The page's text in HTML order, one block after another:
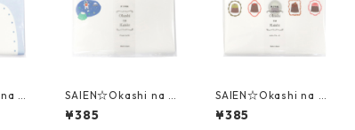
Ka
SAIEN☆Okashi na Ka
ishi☆懐紙☆Planet Je
lly（3076）
¥385
SAIEN☆Okashi na Ka
ishi☆懐紙☆カヌレブ
ローチ（3078）
¥385